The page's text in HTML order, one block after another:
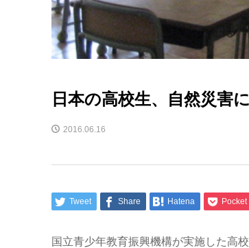
日本の高校生、自然災
2016.06.16
Tweet Share Hatena Pocket
国立青少年教育振興機構が実施した高